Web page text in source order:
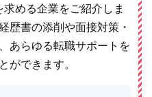
める企業をご紹介しま
歴書の添削や面接対策・
あらゆる転職サポートを
ができます。